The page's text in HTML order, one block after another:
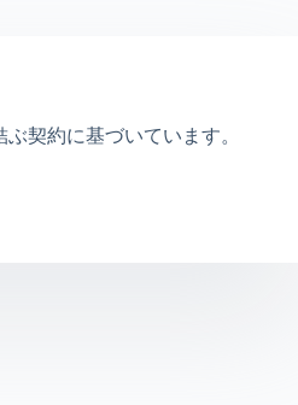
契約に基づいています。